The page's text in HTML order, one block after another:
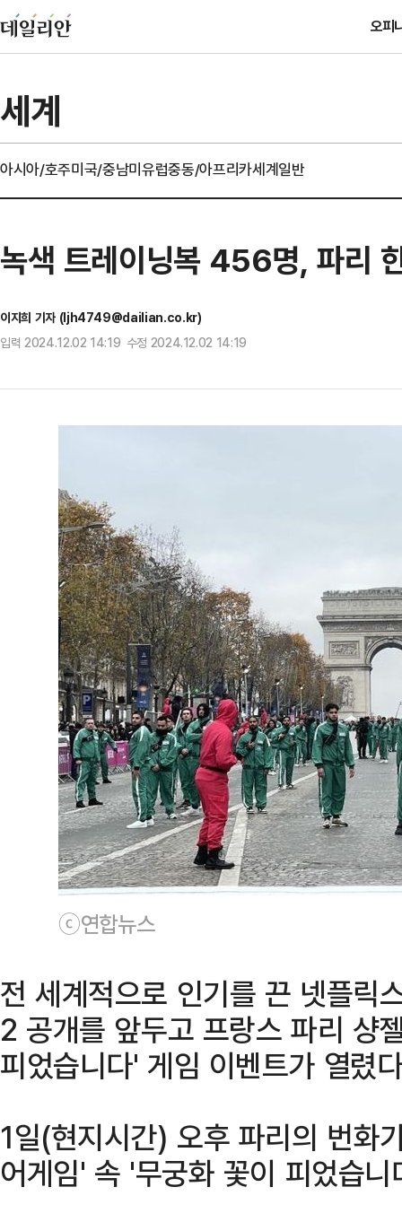
오피
세계
아시아/호주미국/중남미유럽중동/아프리카세계일반
녹색 트레이닝복 456명, 파리
이지희 기자 (ljh4749@dailian.co.kr)
입력 2024.12.02 14:19 수정 2024.12.02 14:19
ⓒ연합뉴스
전 세계적으로 인기를 끈 넷플릭
2 공개를 앞두고 프랑스 파리 샹
피었습니다' 게임 이벤트가 열렸
1일(현지시간) 오후 파리의 번화
어게임' 속 '무궁화 꽃이 피었습